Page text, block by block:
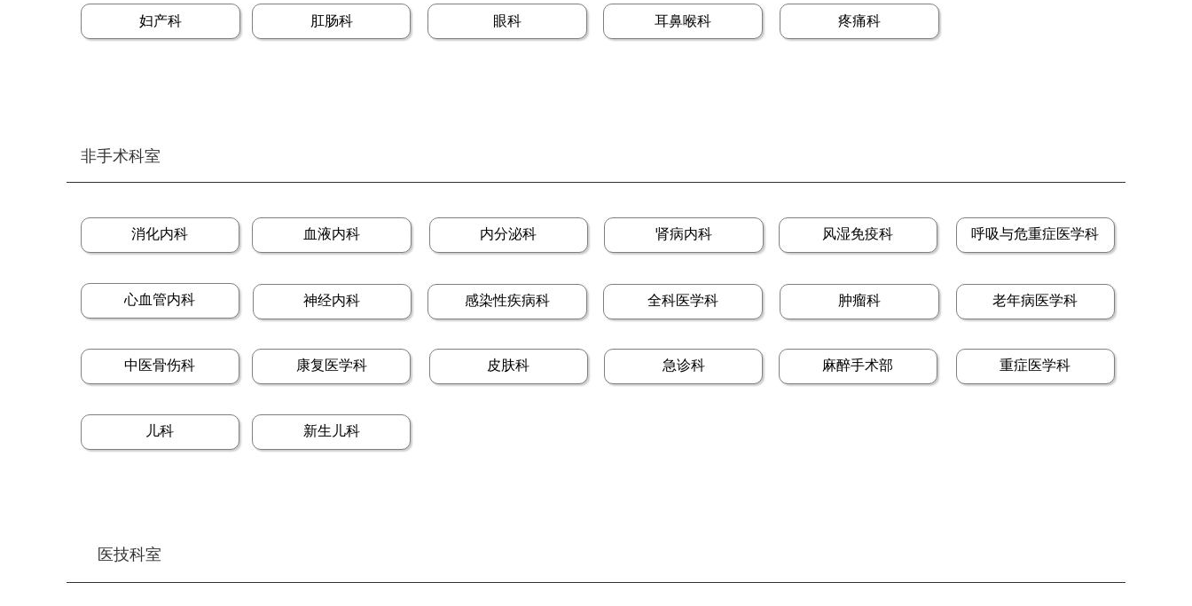
妇产科 肛肠科 眼科 耳鼻喉科 疼痛科
消化内科 血液内科 内分泌科 肾病内科 风湿免疫科 呼吸与危重症医学科
心血管内科 神经内科 感染性疾病科 全科医学科 肿瘤科 老年病医学科
中医骨伤科 康复医学科 皮肤科 急诊科 麻醉手术部 重症医学科
儿科 新生儿科
非手术科室
医技科室